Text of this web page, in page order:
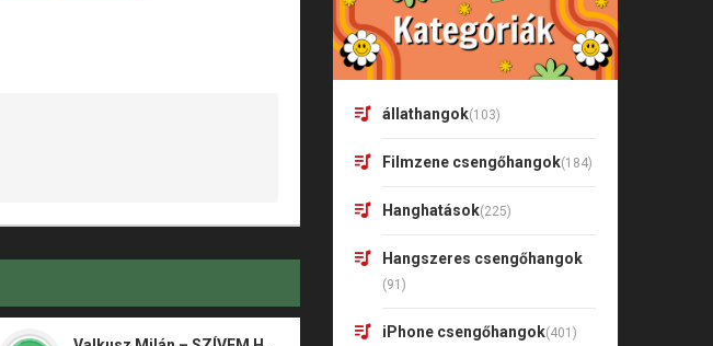
állathangok(103)
Filmzene csengőhangok(184)
Hanghatások(225)
Hangszeres csengőhangok
(91)
iPhone csengőhangok(401)